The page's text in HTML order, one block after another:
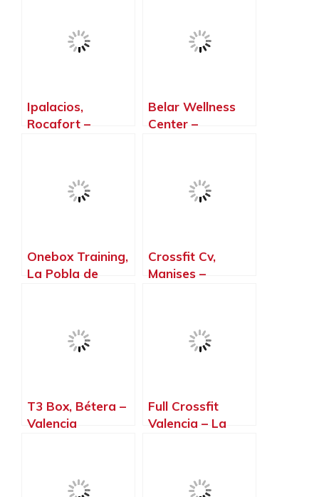
Ipalacios,
Rocafort –
Belar Wellness
Center –
Reducidos
Onebox Training,
La Pobla de
Crossfit Cv,
Manises –
T3 Box, Bétera –
Valencia
Full Crossfit
Valencia – La